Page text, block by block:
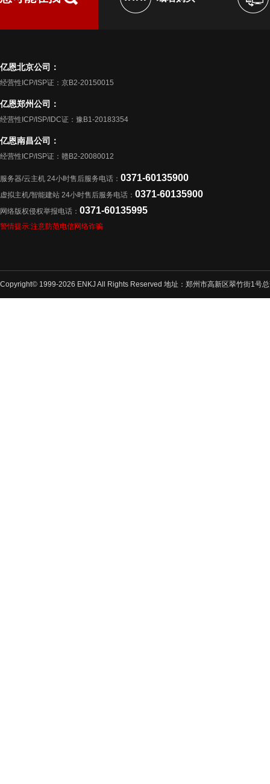
亿恩北京公司：
经营性ICP/ISP证：京B2-20150015
亿恩郑州公司：
经营性ICP/ISP/IDC证：豫B1-20183354
亿恩南昌公司：
经营性ICP/ISP证：赣B2-20080012
服务器/云主机 24小时售后服务电话： 0371-60135900
虚拟主机/智能建站 24小时售后服务电话： 0371-60135900
网络版权侵权举报电话： 0371-60135995
警情提示:注意防范电信网络诈骗
Copyright© 1999-2026 ENKJ All Rights Reserved 地址：郑州市高新区翠竹街1